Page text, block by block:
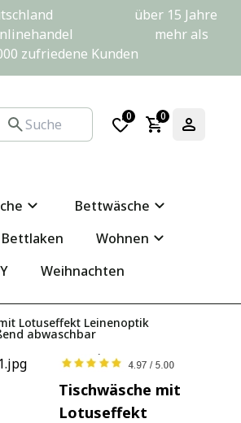
über 15 Jahre
mehr als
zufriedene Kunden
0 0
Bettwäsche
Bettlaken
Wohnen
Weihnachten
Lotuseffekt Leinenoptik
abwaschbar
Tischwäsche mit
Lotuseffekt